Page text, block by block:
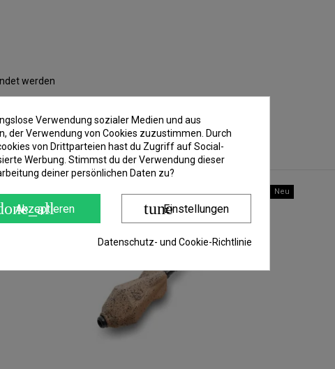
werden
Neu
Verwendung sozialer Medien und aus
der Verwendung von Cookies zuzustimmen. Durch
von Drittparteien hast du Zugriff auf Social-
Werbung. Stimmst du der Verwendung dieser
deiner persönlichen Daten zu?
Akzeptieren tuneEinstellungen
Datenschutz- und Cookie-Richtlinie